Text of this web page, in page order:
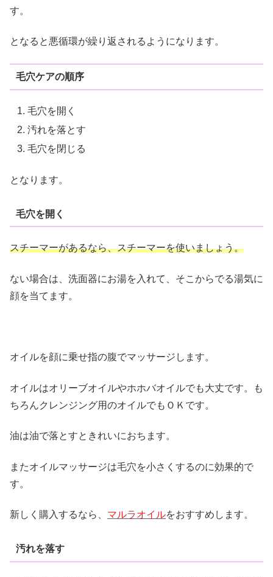
す。
となると悪循環が繰り返されるようになります。
毛穴ケアの順序
毛穴を開く
汚れを落とす
毛穴を閉じる
となります。
毛穴を開く
スチーマーがあるなら、スチーマーを使いましょう。
ない場合は、洗面器にお湯を入れて、そこからでる湯気に
顔を当てます。
オイルを顔に乗せ指の腹でマッサージします。
オイルはオリーブオイルやホホバオイルでも大丈です。も
ちろんクレンジング用のオイルでもＯＫです。
油は油で落とすときれいにおちます。
またオイルマッサージは毛穴を小さくするのに効果的で
す。
新しく購入するなら、 マルラオイルをおすすめします。
汚れを落す